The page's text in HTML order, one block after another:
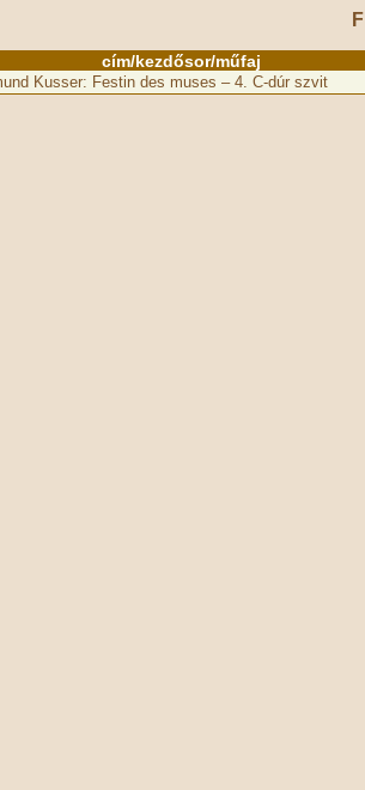
cím/kezdősor/műfaj
Kusser: Festin des muses – 4. C-dúr szvit